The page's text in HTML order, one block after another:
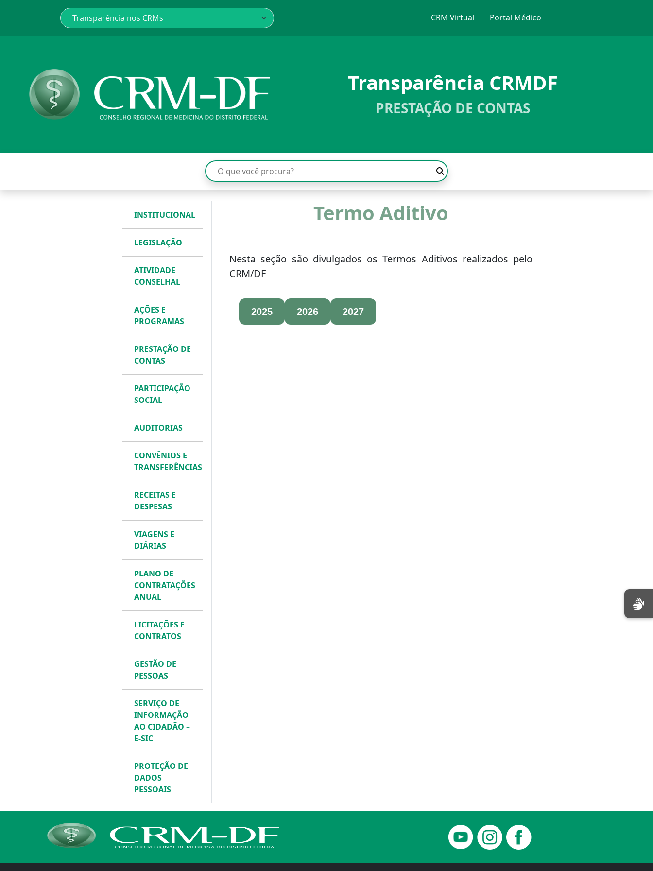
CRM Virtual Portal Médico
Transparência CRMDF
PRESTAÇÃO DE CONTAS
INSTITUCIONAL
LEGISLAÇÃO
ATIVIDADE
CONSELHAL
AÇÕES E
PROGRAMAS
PRESTAÇÃO DE
CONTAS
PARTICIPAÇÃO
SOCIAL
AUDITORIAS
CONVÊNIOS E
TRANSFERÊNCIAS
RECEITAS E
DESPESAS
VIAGENS E
DIÁRIAS
PLANO DE
CONTRATAÇÕES
ANUAL
LICITAÇÕES E
CONTRATOS
GESTÃO DE
PESSOAS
SERVIÇO DE
INFORMAÇÃO
AO CIDADÃO –
E-SIC
PROTEÇÃO DE
DADOS
PESSOAIS
Termo Aditivo
Nesta seção são divulgados os Termos Aditivos realizados pelo
CRM/DF
2025 2026 2027